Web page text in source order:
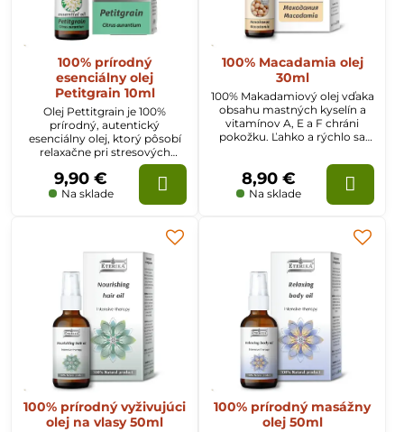
100% prírodný
esenciálny olej
Petitgrain 10ml
Olej Pettitgrain je 100%
prírodný, autentický
esenciálny olej, ktorý pôsobí
relaxačne pri stresových
stavoch, depresii, úzkosti,
nespavosti a únave.
Zmierňuje koliky a kŕče.
Osviežuje a udržuje pružnosť
Na sklade
9,90 €
100% Macadamia olej
30ml
100% Makadamiový olej vďaka
obsahu mastných kyselín a
vitamínov A, E a F chráni
pokožku. Ľahko a rýchlo sa
hydratuje pokožku. Pôsobí
regeneračne, reguluje
vylučovanie tukov.
Na sklade
8,90 €
100% prírodný vyživujúci
olej na vlasy 50ml
100% prírodný masážny
olej 50ml